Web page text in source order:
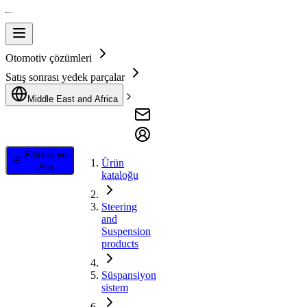
Otomotiv çözümleri
Satış sonrası yedek parçalar
Middle East and Africa
Filtrele ve
Ara
Ürün
kataloğu
Steering
and
Suspension
products
Süspansiyon
sistem